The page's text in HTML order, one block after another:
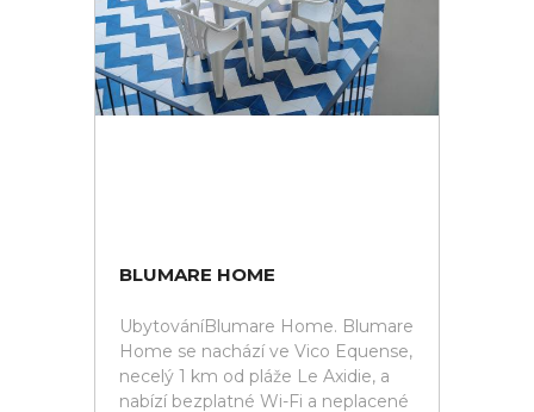
BLUMARE HOME
UbytováníBlumare Home. Blumare
Home se nachází ve Vico Equense,
necelý 1 km od pláže Le Axidie, a
nabízí bezplatné Wi-Fi a neplacené